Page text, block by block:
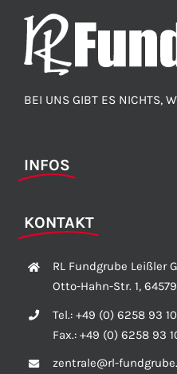
BEI UNS GIBT ES NICHTS,
INFOS
KONTAKT
RL Fundgrube Leißler
Otto-Hahn-Str. 1,
Tel.: +49 (0) 6258 93
Fax.: +49 (0) 6258 93
zentrale@rl-